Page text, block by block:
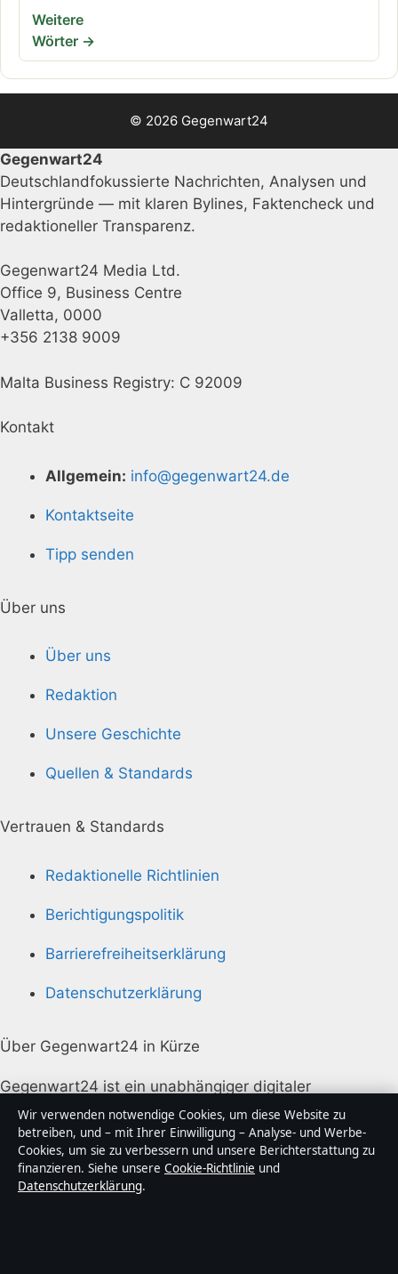
Weitere
Wörter →
© 2026 Gegenwart24
Gegenwart24
Deutschlandfokussierte Nachrichten, Analysen und
Hintergründe — mit klaren Bylines, Faktencheck und
redaktioneller Transparenz.
Gegenwart24 Media Ltd.
Office 9, Business Centre
Valletta, 0000
+356 2138 9009
Malta Business Registry: C 92009
Kontakt
Allgemein: info@gegenwart24.de
Kontaktseite
Tipp senden
Über uns
Über uns
Redaktion
Unsere Geschichte
Quellen & Standards
Vertrauen & Standards
Redaktionelle Richtlinien
Berichtigungspolitik
Barrierefreiheitserklärung
Datenschutzerklärung
Über Gegenwart24 in Kürze
Gegenwart24 ist ein unabhängiger digitaler
Nachrichtenanbieter mit Fokus auf Politik, Wirtschaft,
Technik und Gesellschaft in Deutschland. Jeder Artikel
trägt eine Byline, wird von einem Redakteur geprüft
und vor der Veröffentlichung faktengecheckt.
Wir verwenden notwendige Cookies, um diese Website zu
betreiben, und – mit Ihrer Einwilligung – Analyse- und Werbe-
Cookies, um sie zu verbessern und unsere Berichterstattung zu
finanzieren. Siehe unsere Cookie-Richtlinie und
Datenschutzerklärung.